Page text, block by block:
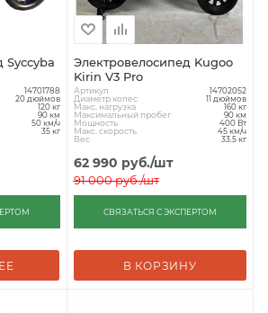
Syccyba
14701788
20 дюймов
120 кг
90 км
50 км/ч
35 кг
Электровелосипед Kugoo
Kirin V3 Pro
Артикул 14702052
Диаметр колес 11 дюймов
Макс. нагрузка 160 кг
Максимальный пробег 90 км
Мощность 400 Вт
Макс. скорость 45 км/ч
Вес 33.5 кг
62 990 руб./шт
91 000руб./шт
СВЯЗАТЬСЯ С ЭКСПЕРТОМ
В КОРЗИНУ